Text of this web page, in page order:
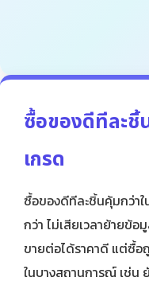
ซื้อของดีทีละ
เกรด
ซื้อของดีทีละชิ้นคุ้มกว่า
กว่า ไม่เสียเวลาย้ายข้
ขายต่อได้ราคาดี แต่ซื้
ในบางสถานการณ์ เช่น